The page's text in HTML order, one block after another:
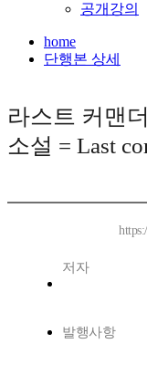
공개강의
home
단행본 상세
라스트 커맨
소설 = Last
저자
발행사항